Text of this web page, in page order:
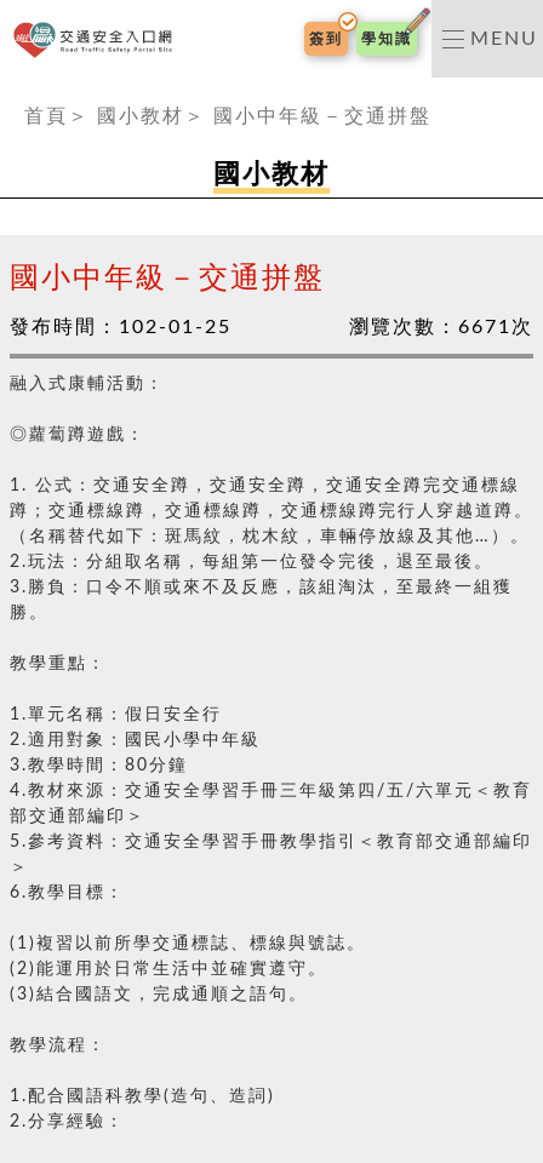
交通安全入口網
簽到 學知識 MENU
首頁 ＞ 國小教材 ＞ 國小中年級－交通拼盤
國小教材
國小中年級－交通拼盤
發布時間： 102-01-25 瀏覽次數： 6671 次
融入式康輔活動：
◎蘿蔔蹲遊戲：
1. 公式：交通安全蹲，交通安全蹲，交通安全蹲完交通標線
蹲；交通標線蹲，交通標線蹲，交通標線蹲完行人穿越道蹲。
（名稱替代如下：斑馬紋，枕木紋，車輛停放線及其他…）。
2.玩法：分組取名稱，每組第一位發令完後，退至最後。
3.勝負：口令不順或來不及反應，該組淘汰，至最終一組獲
勝。
教學重點：
1.單元名稱：假日安全行
2.適用對象：國民小學中年級
3.教學時間：80分鐘
4.教材來源：交通安全學習手冊三年級第四/五/六單元＜教育
部交通部編印＞
5.參考資料：交通安全學習手冊教學指引＜教育部交通部編印
＞
6.教學目標：
(1)複習以前所學交通標誌、標線與號誌。
(2)能運用於日常生活中並確實遵守。
(3)結合國語文，完成通順之語句。
教學流程：
1.配合國語科教學(造句、造詞)
2.分享經驗：